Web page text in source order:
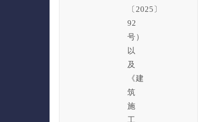
〔2025〕
92
号）
以
及
《建
筑
施
工